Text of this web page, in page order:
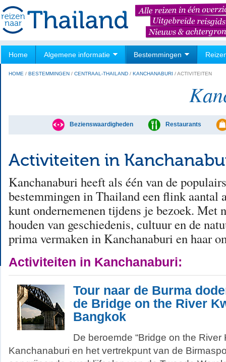
Home Algemene informatie Bestemmingen
HOME / BESTEMMINGEN / CENTRAAL-THAILAND / KANCHANABURI /ACTIVITEITEN
Bezienswaardigheden Restaurants
Activiteiten in
Kanchanaburi heeft als één van de
bestemmingen in Thailand een flink aantal
kunt ondernemenen tijdens je bezoek. Met
houden van geschiedenis, cultuur en de
prima vermaken in Kanchanaburi en haar
Activiteiten in Kanchanaburi:
Tour naar de Burma
de Bridge on the River
Bangkok
De beroemde “Bridge on the River
Kanchanaburi en het vertrekpunt van de